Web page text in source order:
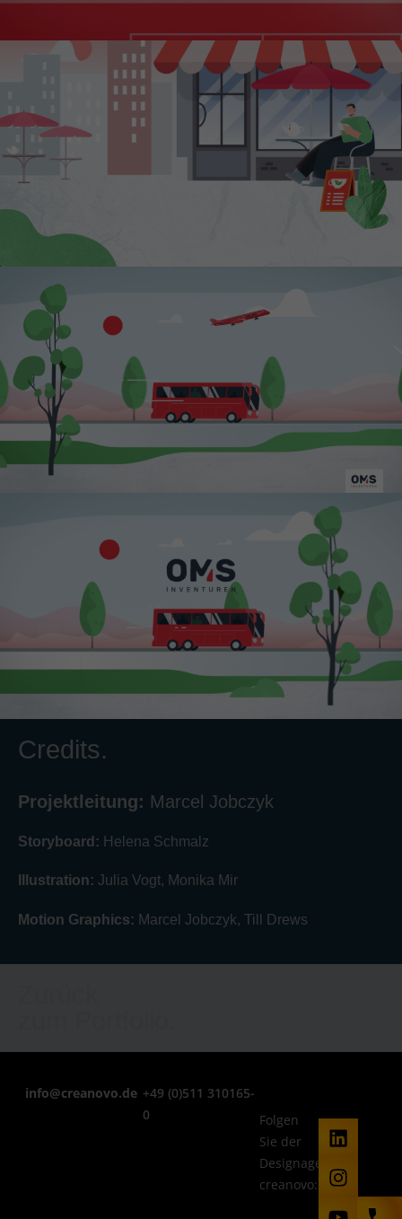
Credits.
Projektleitung: Marcel Jobczyk
Storyboard: Helena Schmalz
Illustration: Julia Vogt, Monika Mir
Motion Graphics: Marcel Jobczyk, Till Drews
info@creanovo.de +49 (0)511 310165-
0
Folgen
Sie der
Designagentur
creanovo:
L
i
n
k
e
I
n
s
t
a
Y
o
u
t
u
V
i
m
e
o